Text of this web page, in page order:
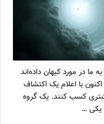
ما در مورد کیهان داده‌اند
با اعلام یک اکتشاف
کسب کنند. یک گروه
یکی …